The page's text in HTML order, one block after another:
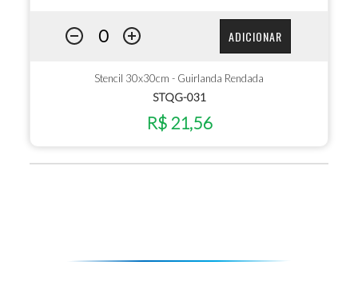
ADICIONAR
Stencil 30x30cm - Guirlanda Rendada
STQG-031
R$ 21,56